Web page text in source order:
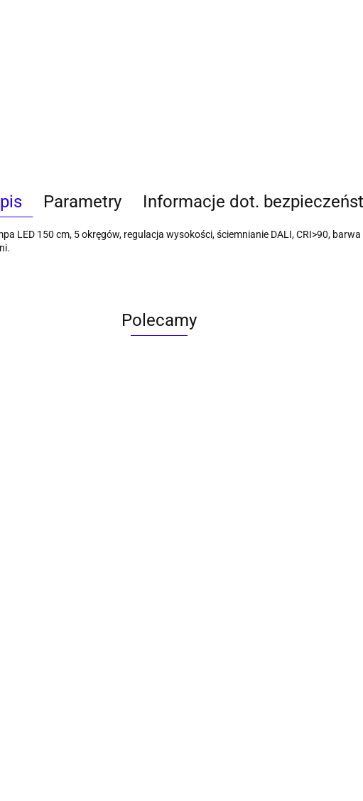
Parametry Informacje dot.
LED 150 cm, 5 okręgów, regulacja wysokości, ściemnianie DALI, CRI>90,
Polecamy